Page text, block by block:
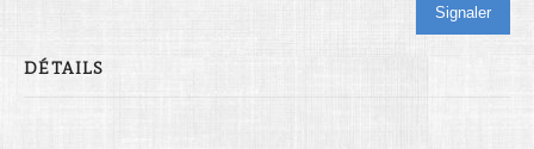
Signaler
DÉTAILS